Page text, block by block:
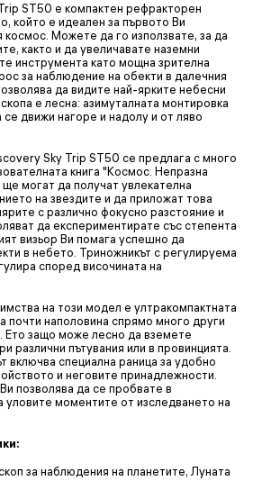
ST50 е компактен рефракторен
който е идеален за първото Ви
космос. Можете да го използвате, за да
както и да увеличавате наземни
инструмента като мощна зрителна
за наблюдение на обекти в далечния
да видите най-ярките небесни
е лесна: азимуталната монтировка
се движи нагоре и надолу и от ляво
Sky Trip ST50 се предлага с много
книга "Космос. Непразна
могат да получат увлекателна
на звездите и да приложат това
с различно фокусно разстояние и
да експериментирате със степента
визьор Ви помага успешно да
в небето. Триножникът с регулируема
според височината на
на този модел е ултракомпактната
почти наполовина спрямо много други
Ето защо може лесно да вземете
различни пътувания или в провинцията.
включва специална раница за удобно
и неговите принадлежности.
позволява да се пробвате в
уловите моментите от изследването на
за наблюдения на планетите, Луната